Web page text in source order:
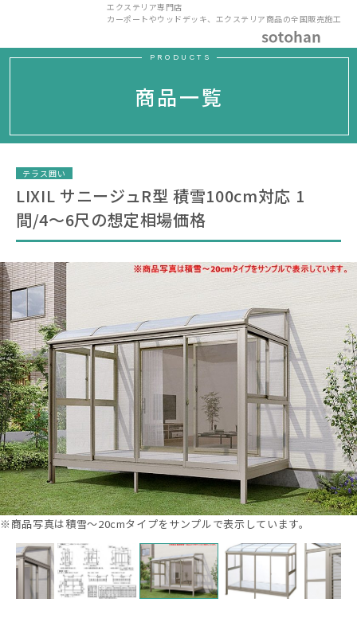
エクステリア専門店
カーポートやウッドデッキ、エクステリア商品の全国販売施工
PRODUCTS
商品一覧
テラス囲い
LIXIL サニージュR型 積雪100cm対応 1
間/4〜6尺の想定相場価格
※商品写真は積雪～20cmタイプをサンプルで表示しています。